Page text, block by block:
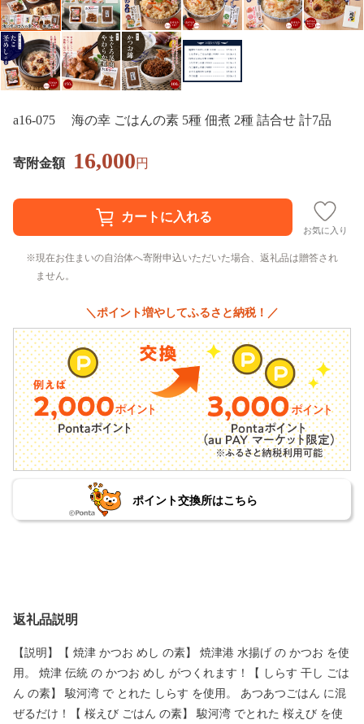
a16-075 海の幸 ごはんの素 5種 佃煮 2種 詰合せ 計7品
寄附金額 16,000円
お気に入り
現在お住まいの自治体へ寄附申込いただいた場合、返礼品は贈答され
ません。
＼ポイント増やしてふるさと納税！／
ポイント交換所はこちら
返礼品説明
【説明】【 焼津 かつお めし の素】 焼津港 水揚げ の かつお を使
用。 焼津 伝統 の かつお めし がつくれます！【 しらす 干し ごは
ん の素】 駿河湾 で とれた しらす を使用。 あつあつごはん に混
ぜるだけ！【 桜えび ごはん の素】 駿河湾 でとれた 桜えび を使